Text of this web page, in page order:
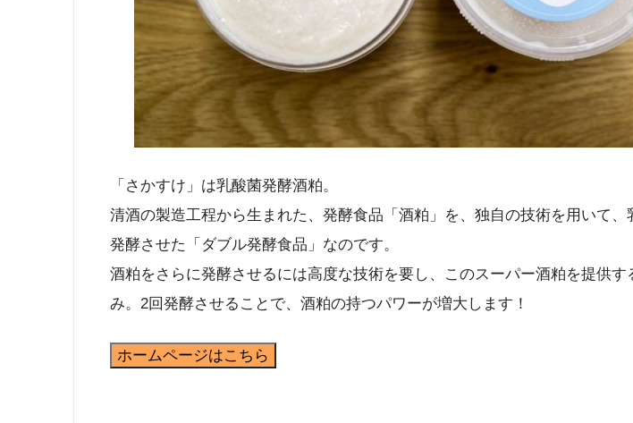
「さかすけ」は乳酸菌発酵酒粕。
清酒の製造工程から生まれた、発酵食品「酒粕」を、独自の技術を用いて、
発酵させた「ダブル発酵食品」なのです。
酒粕をさらに発酵させるには高度な技術を要し、このスーパー酒粕を提供す
み。2回発酵させることで、酒粕の持つパワーが増大します！
ホームページはこちら